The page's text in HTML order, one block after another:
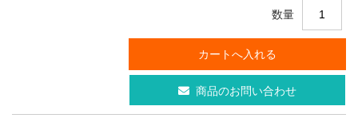
数量
商品のお問い合わせ